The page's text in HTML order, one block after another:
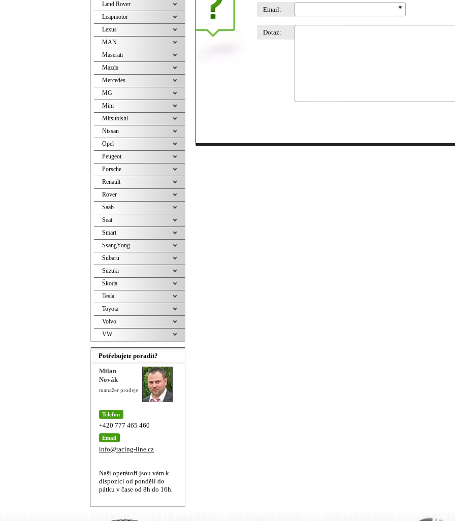
Email:
Dotaz:
Land Rover
Leapmotor
Lexus
MAN
Maserati
Mazda
Mercedes
MG
Mini
Mitsubishi
Nissan
Opel
Peugeot
Porsche
Renault
Rover
Saab
Seat
Smart
SsangYong
Subaru
Suzuki
Škoda
Tesla
Toyota
Volvo
VW
Potřebujete poradit?
Milan
Novák
manažer prodeje
Telefon
+420 777 465 460
Email
info@racing-line.cz
Naši operátoři jsou vám k
dispozici od pondělí do
pátku v čase od 8h do 16h.